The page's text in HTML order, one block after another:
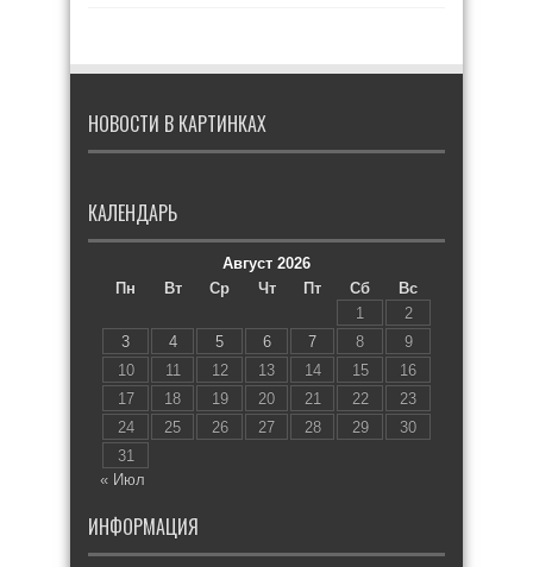
НОВОСТИ В КАРТИНКАХ
КАЛЕНДАРЬ
Август 2026
Пн
Вт Ср Чт Пт Сб
Вс
1
2
3
4 5 6 7 8
9
10
11 12 13 14 15
16
17
18 19 20 21 22
23
24
25 26 27 28 29
30
31
« Июл
ИНФОРМАЦИЯ